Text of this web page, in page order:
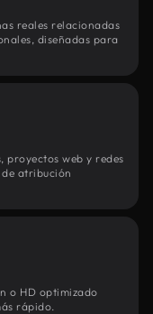
reales relacionadas
diseñadas para
proyectos web y redes
atribución
o HD optimizado
rápido.